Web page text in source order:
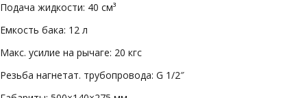
Подача жидкости: 40 см³
Емкость бака: 12 л
Макс. усилие на рычаге: 20 кгс
Резьба нагнетат. трубопровода: G 1/2″